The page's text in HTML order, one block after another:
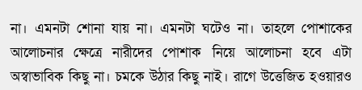
না। এমনটা শোনা যায় না। এমনটা ঘটেও না। তাহলে পোশাকের
আলোচনার ক্ষেত্রে নারীদের পোশাক নিয়ে আলোচনা হবে এটা
অস্বাভাবিক কিছু না। চমকে উঠার কিছু নাই। রাগে উত্তেজিত হওয়ারও